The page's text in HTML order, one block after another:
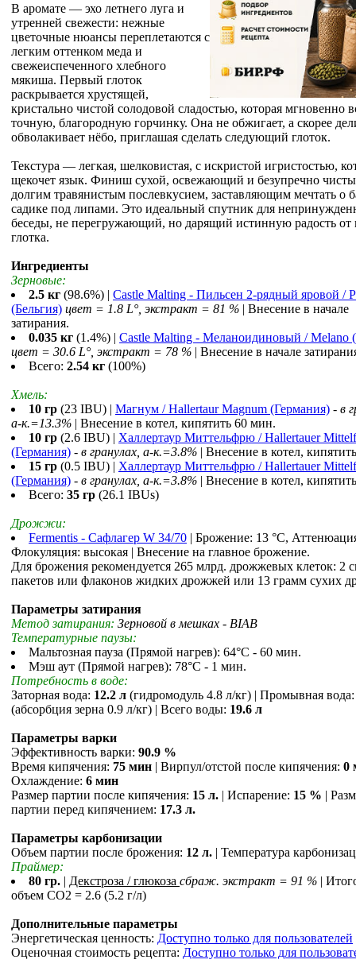
В аромате — эхо летнего луга и
утренней свежести: нежные
цветочные нюансы переплетаются с
легким оттенком меда и
свежеиспеченного хлебного
мякиша. Первый глоток
раскрывается хрустящей,
кристально чистой солодовой сладостью, которая мгновенно
точную, благородную горчинку. Она не обжигает, а скорее
обволакивает нёбо, приглашая сделать следующий глоток.
Текстура — легкая, шелковистая, с искристой игристостью,
щекочет язык. Финиш сухой, освежающий и безупречно
долгим травянистым послевкусием, заставляющим мечтать о
садике под липами. Это идеальный спутник для
беседы, не перегружающий, но дарящий истинную радость от
глотка.
Ингредиенты
Зерновые:
2.5 кг (98.6%) | Castle Malting - Пильсен 2-рядный яровой /
(Бельгия) цвет = 1.8 L°, экстракт = 81 % | Внесение в начале
затирания.
0.035 кг (1.4%) | Castle Malting - Меланоидиновый / Melano
цвет = 30.6 L°, экстракт = 78 % | Внесение в начале
Всего: 2.54 кг (100%)
Хмель:
10 гр (23 IBU) | Магнум / Hallertaur Magnum (Германия) - в
a-к.=13.3% | Внесение в котел, кипятить 60 мин.
10 гр (2.6 IBU) | Халлертаур Миттельфрю / Hallertauer
(Германия) - в гранулах, a-к.=3.8% | Внесение в котел,
15 гр (0.5 IBU) | Халлертаур Миттельфрю / Hallertauer
(Германия) - в гранулах, a-к.=3.8% | Внесение в котел,
Всего: 35 гр (26.1 IBUs)
Дрожжи:
Fermentis - Сафлагер W 34/70 | Брожение: 13 °С,
Флокуляция: высокая | Внесение на главное брожение.
Для брожения рекомендуется 265 млрд. дрожжевых клеток: 2
пакетов или флаконов жидких дрожжей или 13 грамм сухих
Параметры затирания
Метод затирания: Зерновой в мешках - BIAB
Температурные паузы:
Мальтозная пауза (Прямой нагрев): 64°С - 60 мин.
Мэш аут (Прямой нагрев): 78°С - 1 мин.
Потребность в воде:
Заторная вода: 12.2 л (гидромодуль 4.8 л/кг) | Промывная
(абсорбция зерна 0.9 л/кг) | Всего воды: 19.6 л
Параметры варки
Эффективность варки: 90.9 %
Время кипячения: 75 мин | Вирпул/отстой после кипячения: 0
Охлаждение: 6 мин
Размер партии после кипячения: 15 л. | Испарение: 15 % |
партии перед кипячением: 17.3 л.
Параметры карбонизации
Объем партии после брожения: 12 л. | Температура
Праймер:
80 гр. | Декстроза / глюкоза сбраж. экстракт = 91 % |
объем СO2 = 2.6 (5.2 г/л)
Дополнительные параметры
Энергетическая ценность: Доступно только для пользователей
Оценочная стоимость рецепта: Доступно только для